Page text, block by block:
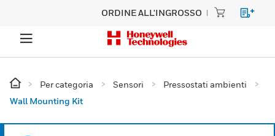
ORDINE ALL'INGROSSO
Per categoria Sensori
Pressostati ambienti
Wall Mounting Kit